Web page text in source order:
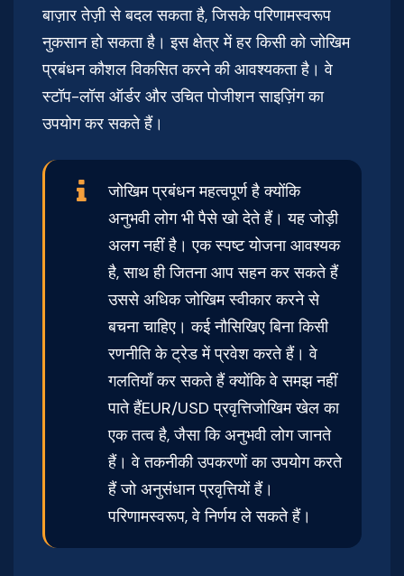
बाज़ार तेज़ी से बदल सकता है, जिसके परिणामस्वरूप
नुकसान हो सकता है। इस क्षेत्र में हर किसी को जोखिम
प्रबंधन कौशल विकसित करने की आवश्यकता है। वे
स्टॉप-लॉस ऑर्डर और उचित पोजीशन साइज़िंग का
उपयोग कर सकते हैं।
जोखिम प्रबंधन महत्वपूर्ण है क्योंकि
अनुभवी लोग भी पैसे खो देते हैं। यह जोड़ी
अलग नहीं है। एक स्पष्ट योजना आवश्यक
है, साथ ही जितना आप सहन कर सकते हैं
उससे अधिक जोखिम स्वीकार करने से
बचना चाहिए। कई नौसिखिए बिना किसी
रणनीति के ट्रेड में प्रवेश करते हैं। वे
गलतियाँ कर सकते हैं क्योंकि वे समझ नहीं
पाते हैंEUR/USD प्रवृत्तिजोखिम खेल का
एक तत्व है, जैसा कि अनुभवी लोग जानते
हैं। वे तकनीकी उपकरणों का उपयोग करते
हैं जो अनुसंधान प्रवृत्तियों हैं।
परिणामस्वरूप, वे निर्णय ले सकते हैं।